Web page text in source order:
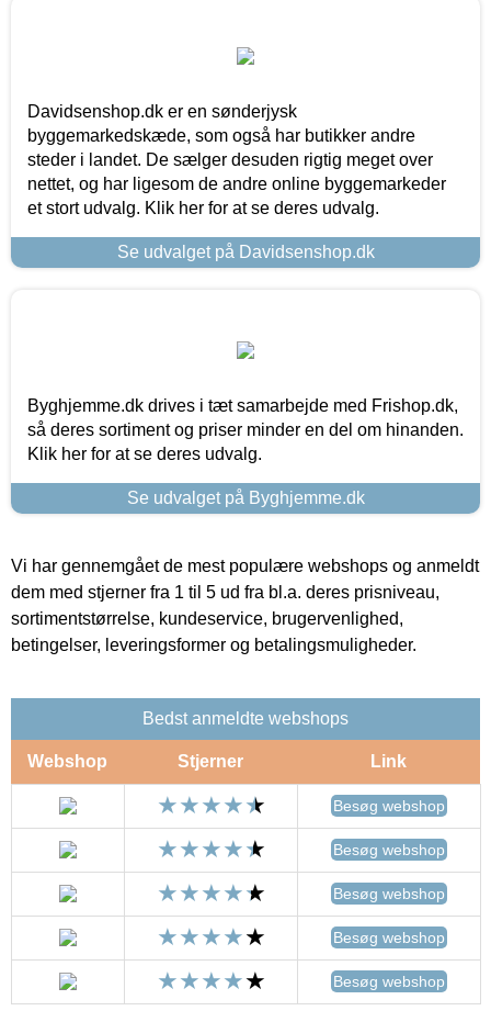
Davidsenshop.dk er en sønderjysk
byggemarkedskæde, som også har butikker andre
steder i landet. De sælger desuden rigtig meget over
nettet, og har ligesom de andre online byggemarkeder
et stort udvalg. Klik her for at se deres udvalg.
Se udvalget på Davidsenshop.dk
Byghjemme.dk drives i tæt samarbejde med Frishop.dk,
så deres sortiment og priser minder en del om hinanden.
Klik her for at se deres udvalg.
Se udvalget på Byghjemme.dk
Vi har gennemgået de mest populære webshops og anmeldt
dem med stjerner fra 1 til 5 ud fra bl.a. deres prisniveau,
sortimentstørrelse, kundeservice, brugervenlighed,
betingelser, leveringsformer og betalingsmuligheder.
Bedst anmeldte webshops
Webshop Stjerner Link
Besøg webshop
Besøg webshop
Besøg webshop
Besøg webshop
Besøg webshop